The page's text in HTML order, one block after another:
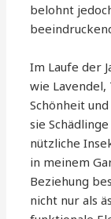
belohnt
Im Laufe der
wie Lavendel,
Schönheit
sie
nützliche
in meinem
Beziehung
nicht nur als